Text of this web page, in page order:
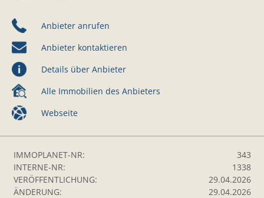
Anbieter anrufen
Anbieter kontaktieren
Details über Anbieter
Alle Immobilien des Anbieters
Webseite
IMMOPLANET-NR:
343
INTERNE-NR:
1338
VERÖFFENTLICHUNG:
29.04.2026
ÄNDERUNG:
29.04.2026